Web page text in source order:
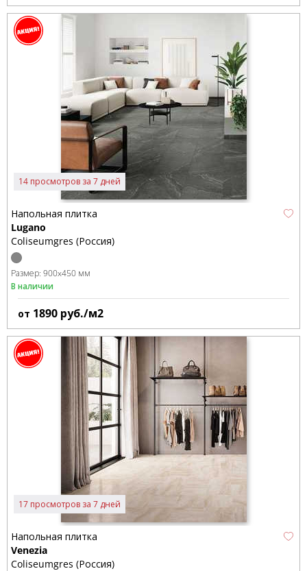
14 просмотров за 7 дней
Напольная плитка
Lugano
Coliseumgres (Россия)
Размер: 900x450 мм
В наличии
от 1890 руб./м2
17 просмотров за 7 дней
Напольная плитка
Venezia
Coliseumgres (Россия)